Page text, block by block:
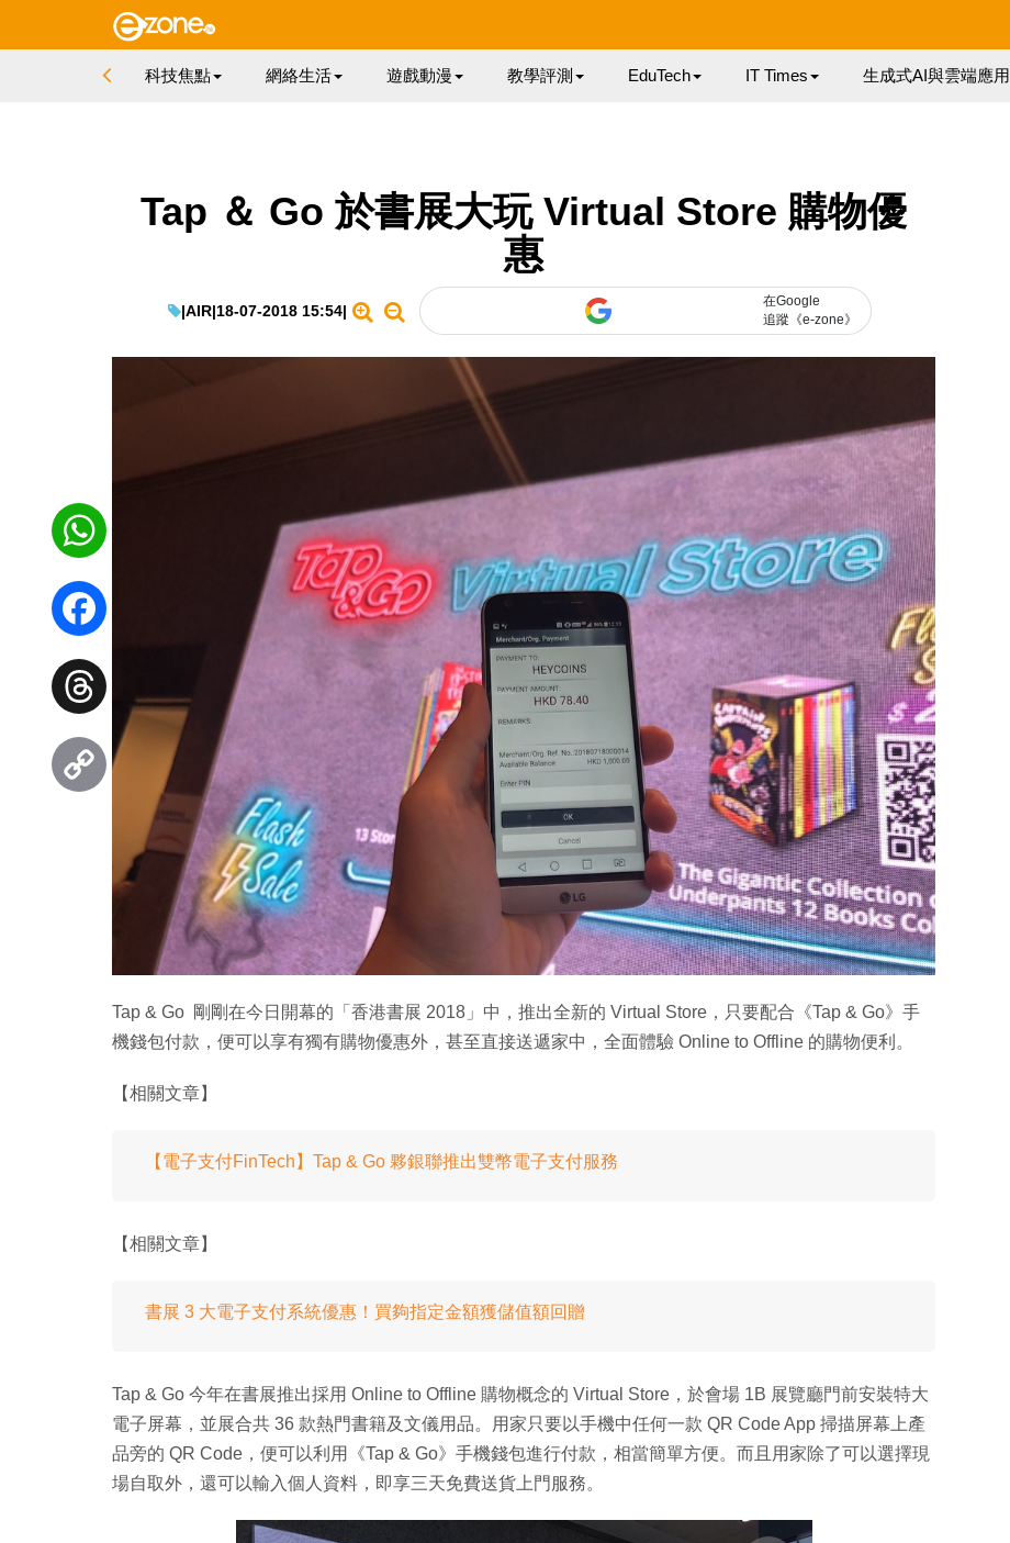
科技焦點 網絡生活 遊戲動漫 教學評測 EduTech IT Times 生成式AI與雲端應用
Tap ＆ Go 於書展大玩 Virtual Store 購物優
惠
|AIR|18-07-2018 15:54|
在Google
追蹤《e-zone》
Tap & Go 剛剛在今日開幕的「香港書展 2018」中，推出全新的 Virtual Store，只要配合《Tap & Go》手
機錢包付款，便可以享有獨有購物優惠外，甚至直接送遞家中，全面體驗 Online to Offline 的購物便利。
【相關文章】
【電子支付FinTech】Tap & Go 夥銀聯推出雙幣電子支付服務
【相關文章】
書展 3 大電子支付系統優惠！買夠指定金額獲儲值額回贈
Tap & Go 今年在書展推出採用 Online to Offline 購物概念的 Virtual Store，於會場 1B 展覽廳門前安裝特大
電子屏幕，並展合共 36 款熱門書籍及文儀用品。用家只要以手機中任何一款 QR Code App 掃描屏幕上產
品旁的 QR Code，便可以利用《Tap & Go》手機錢包進行付款，相當簡單方便。而且用家除了可以選擇現
場自取外，還可以輸入個人資料，即享三天免費送貨上門服務。
WhatsApp
Facebook
Threads